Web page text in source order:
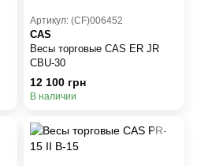
Артикул: (CF)006452
CAS
Весы торговые CAS ER JR
CBU-30
12 100 грн
В наличии